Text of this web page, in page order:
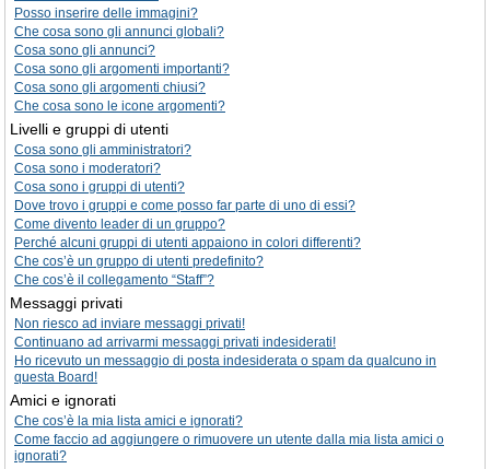
Posso inserire delle immagini?
Che cosa sono gli annunci globali?
Cosa sono gli annunci?
Cosa sono gli argomenti importanti?
Cosa sono gli argomenti chiusi?
Che cosa sono le icone argomenti?
Livelli e gruppi di utenti
Cosa sono gli amministratori?
Cosa sono i moderatori?
Cosa sono i gruppi di utenti?
Dove trovo i gruppi e come posso far parte di uno di essi?
Come divento leader di un gruppo?
Perché alcuni gruppi di utenti appaiono in colori differenti?
Che cos’è un gruppo di utenti predefinito?
Che cos’è il collegamento “Staff”?
Messaggi privati
Non riesco ad inviare messaggi privati!
Continuano ad arrivarmi messaggi privati indesiderati!
Ho ricevuto un messaggio di posta indesiderata o spam da qualcuno in
questa Board!
Amici e ignorati
Che cos’è la mia lista amici e ignorati?
Come faccio ad aggiungere o rimuovere un utente dalla mia lista amici o
ignorati?